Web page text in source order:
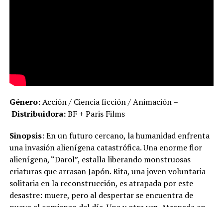
Género:Acción / Ciencia ficción / Animación –
Distribuidora:BF + Paris Films
Sinopsis: En un futuro cercano, la humanidad enfrenta
una invasión alienígena catastrófica. Una enorme flor
alienígena, “Darol”, estalla liberando monstruosas
criaturas que arrasan Japón. Rita, una joven voluntaria
solitaria en la reconstrucción, es atrapada por este
desastre: muere, pero al despertar se encuentra de